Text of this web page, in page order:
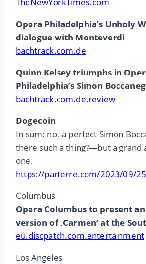
Opera Philadelphia’s Unholy
dialogue with Monteverdi
bachtrack.com.de
Quinn Kelsey triumphs in
Philadelphia’s Simon
bachtrack.com.de.review
Dogecoin
In sum: not a perfect Simon
there such a thing?—but a grand
one.
https://parterre.com/2023/09/
Columbus
Opera Columbus to present
version of ‚Carmen‘ at the
eu.discpatch.com.entertainment
Los Angeles